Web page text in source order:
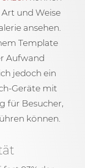
Art und Weise
ansehen.
Template
Aufwand
jedoch ein
Geräte mit
für Besucher,
können.